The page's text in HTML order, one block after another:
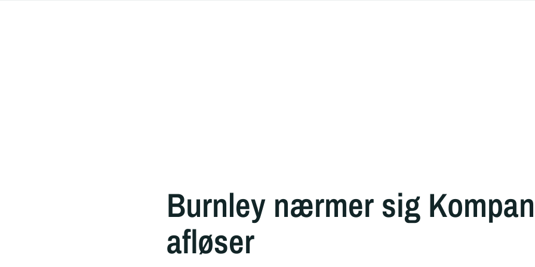
Burnley nærmer sig
afløser